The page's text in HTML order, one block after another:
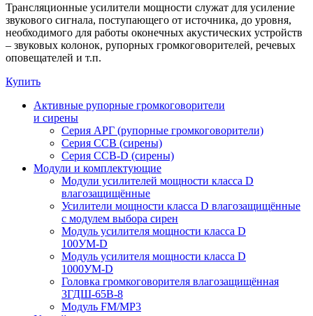
Трансляционные усилители мощности служат для усиление
звукового сигнала, поступающего от источника, до уровня,
необходимого для работы оконечных акустических устройств
– звуковых колонок, рупорных громкоговорителей, речевых
оповещателей и т.п.
Купить
Активные рупорные громкоговорители
и сирены
Серия АРГ (рупорные громкоговорители)
Серия ССВ (сирены)
Серия ССВ-D (сирены)
Модули и комплектующие
Модули усилителей мощности класса D
влагозащищённые
Усилители мощности класса D влагозащищённые
с модулем выбора сирен
Модуль усилителя мощности класса D
100УМ-D
Модуль усилителя мощности класса D
1000УМ-D
Головка громкоговорителя влагозащищённая
3ГДШ-65В-8
Модуль FM/MP3